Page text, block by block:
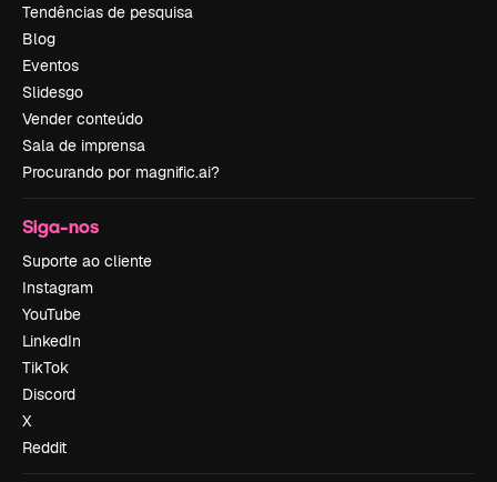
Tendências de pesquisa
Blog
Eventos
Slidesgo
Vender conteúdo
Sala de imprensa
Procurando por magnific.ai?
Siga-nos
Suporte ao cliente
Instagram
YouTube
LinkedIn
TikTok
Discord
X
Reddit